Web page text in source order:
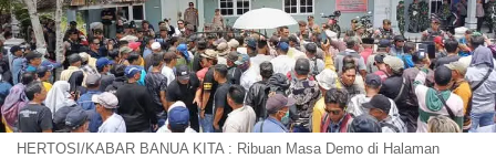
HERTOSI/KABAR BANUA KITA : Ribuan Masa Demo di Halaman